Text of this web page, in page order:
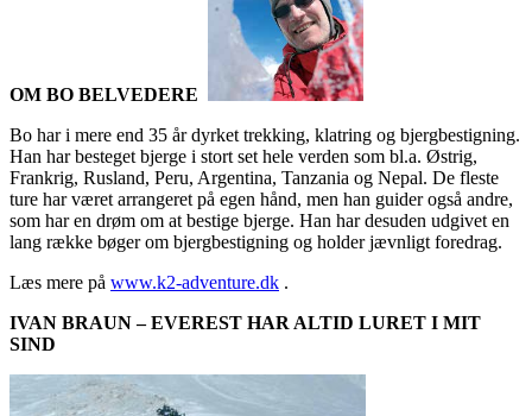
OM BO BELVEDERE
Bo har i mere end 35 år dyrket trekking, klatring og bjergbestigning.
Han har besteget bjerge i stort set hele verden som bl.a. Østrig,
Frankrig, Rusland, Peru, Argentina, Tanzania og Nepal. De fleste
ture har været arrangeret på egen hånd, men han guider også andre,
som har en drøm om at bestige bjerge. Han har desuden udgivet en
lang række bøger om bjergbestigning og holder jævnligt foredrag.
Læs mere på www.k2-adventure.dk .
IVAN BRAUN – EVEREST HAR ALTID LURET I MIT
SIND